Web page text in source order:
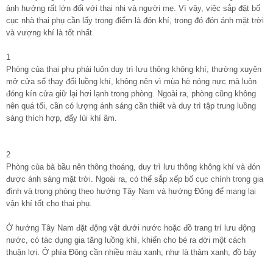
ảnh hưởng rất lớn đối với thai nhi và người mẹ. Vì vậy, việc sắp đặt bố
cục nhà thai phụ cần lấy trọng điểm là đón khí, trong đó đón ánh mặt trời
và vượng khí là tốt nhất.
1
Phòng của thai phụ phải luôn duy trì lưu thông không khí, thường xuyên
mở cửa sổ thay đổi luồng khí, không nên vì mùa hè nóng nực mà luôn
đóng kín cửa giữ lại hơi lạnh trong phòng. Ngoài ra, phòng cũng không
nên quá tối, cần có lượng ánh sáng cần thiết và duy trì tập trung luồng
sáng thích hợp, đẩy lùi khí âm.
2
Phòng của bà bầu nên thông thoáng, duy trì lưu thông không khí và đón
được ánh sáng mặt trời. Ngoài ra, có thể sắp xếp bố cục chính trong gia
đình và trong phòng theo hướng Tây Nam và hướng Đông để mang lại
vận khí tốt cho thai phụ.
Ở hướng Tây Nam đặt động vật dưới nước hoặc đồ trang trí lưu động
nước, có tác dụng gia tăng luồng khí, khiến cho bé ra đời một cách
thuận lợi. Ở phía Đông cần nhiều màu xanh, như là thảm xanh, đồ bày